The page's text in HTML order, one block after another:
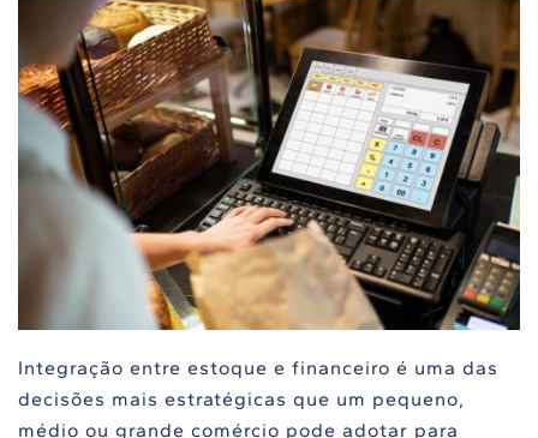
Integração entre estoque e financeiro é uma das
decisões mais estratégicas que um pequeno,
médio ou grande comércio pode adotar para